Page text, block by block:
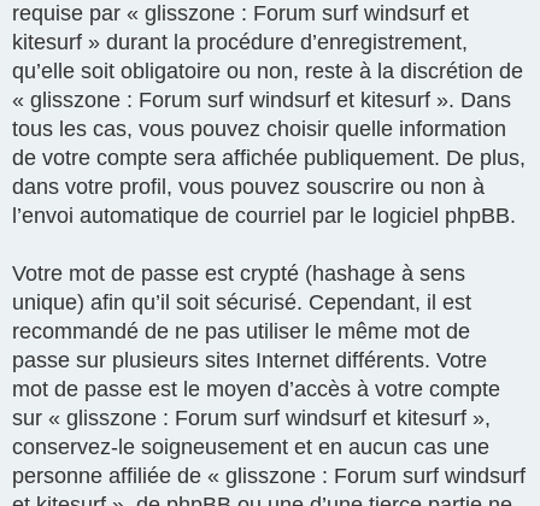
requise par « glisszone : Forum surf windsurf et
kitesurf » durant la procédure d’enregistrement,
qu’elle soit obligatoire ou non, reste à la discrétion de
« glisszone : Forum surf windsurf et kitesurf ». Dans
tous les cas, vous pouvez choisir quelle information
de votre compte sera affichée publiquement. De plus,
dans votre profil, vous pouvez souscrire ou non à
l’envoi automatique de courriel par le logiciel phpBB.
Votre mot de passe est crypté (hashage à sens
unique) afin qu’il soit sécurisé. Cependant, il est
recommandé de ne pas utiliser le même mot de
passe sur plusieurs sites Internet différents. Votre
mot de passe est le moyen d’accès à votre compte
sur « glisszone : Forum surf windsurf et kitesurf »,
conservez-le soigneusement et en aucun cas une
personne affiliée de « glisszone : Forum surf windsurf